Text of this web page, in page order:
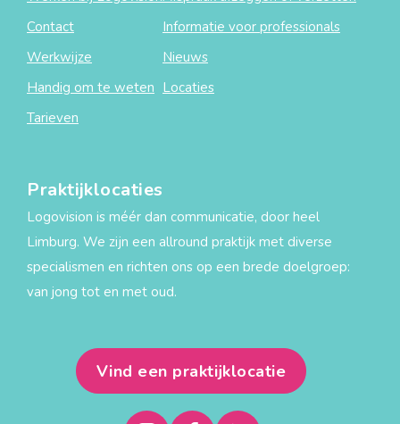
Contact
Werkwijze
Handig om te weten
Tarieven
Informatie voor professionals
Nieuws
Locaties
Praktijklocaties
Logovision is méér dan communicatie, door heel
Limburg. We zijn een allround praktijk met diverse
specialismen en richten ons op een brede doelgroep:
van jong tot en met oud.
Vind een praktijklocatie